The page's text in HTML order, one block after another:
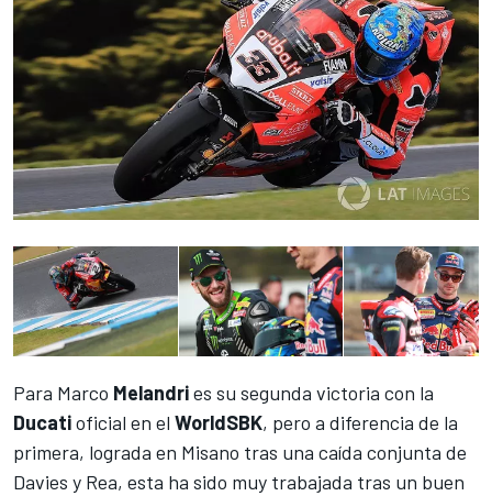
Para Marco Melandries su segunda victoria con la
Ducatioficial en el WorldSBK, pero a diferencia de la
primera, lograda en Misano tras una caída conjunta de
Davies y Rea, esta ha sido muy trabajada tras un buen